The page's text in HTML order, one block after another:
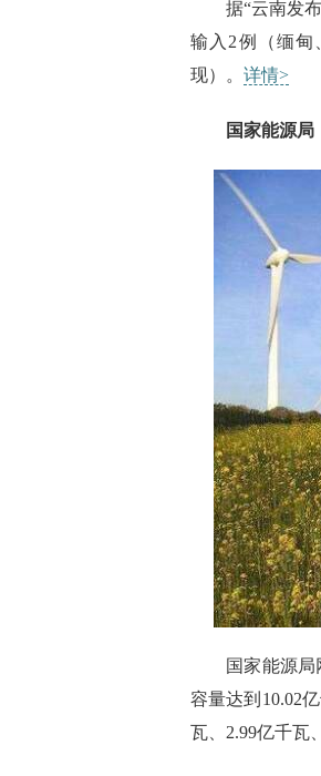
据“云南发布”
输入2例（缅甸
现）。 详情>
国家能源
国家能源局网
容量达到10.02
瓦、2.99亿千瓦